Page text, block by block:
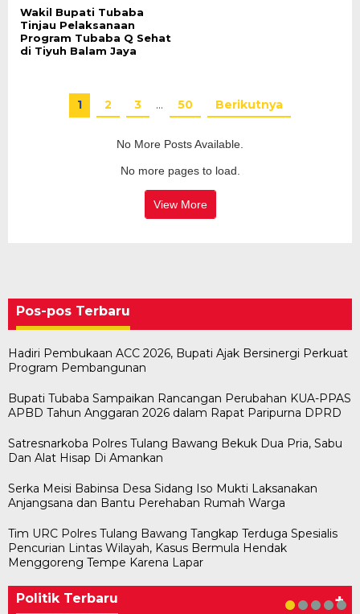
Wakil Bupati Tubaba
Tinjau Pelaksanaan
Program Tubaba Q Sehat
di Tiyuh Balam Jaya
1 2 3 … 50 Berikutnya
No More Posts Available.
No more pages to load.
View More
Pos-pos Terbaru
Hadiri Pembukaan ACC 2026, Bupati Ajak Bersinergi Perkuat
Program Pembangunan
Bupati Tubaba Sampaikan Rancangan Perubahan KUA-PPAS
APBD Tahun Anggaran 2026 dalam Rapat Paripurna DPRD
Satresnarkoba Polres Tulang Bawang Bekuk Dua Pria, Sabu
Dan Alat Hisap Di Amankan
Serka Meisi Babinsa Desa Sidang Iso Mukti Laksanakan
Anjangsana dan Bantu Perehaban Rumah Warga
Tim URC Polres Tulang Bawang Tangkap Terduga Spesialis
Pencurian Lintas Wilayah, Kasus Bermula Hendak
Menggoreng Tempe Karena Lapar
Politik Terbaru +
Bawaslu Tegaskan Sikap Siap Bersinergi
Di KABAR AKTUAL, POLITIK
Usai Musda, DPD Golkar Tulang Bawang Gelar
Di POLITIK | 11 Mei 2026
M. Aris Pratama Hanan Resmi ‘Nakhodai’ DPD II
Di POLITIK | 1 Mei 2026
Herman HN Lantik Budi Yohanda sebagai
Di POLITIK | 29 Januari 2026
Bupati Tubaba Hadiri Pelantikan Pengurus DPD
Di POLITIK | 28 Januari 2026